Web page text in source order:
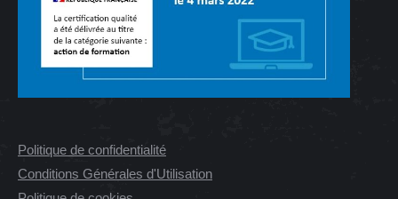
Politique de confidentialité
Conditions Générales d'Utilisation